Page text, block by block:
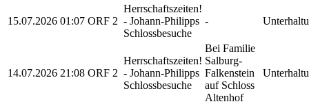
15.07.2026 01:07 ORF 2
Herrschaftszeiten!
- Johann-Philipps
Schlossbesuche
-
14.07.2026 21:08 ORF 2
Herrschaftszeiten!
- Johann-Philipps
Schlossbesuche
Bei Familie
Salburg-
Falkenstein
auf Schloss
Altenhof